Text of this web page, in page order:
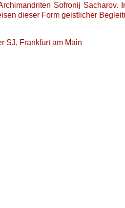
Sofronij
dieser Form geistlicher
SJ, Frankfurt am Main